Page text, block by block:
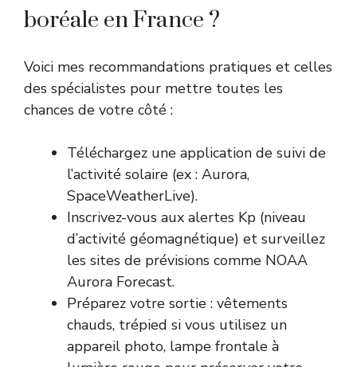
boréale en France ?
Voici mes recommandations pratiques et celles
des spécialistes pour mettre toutes les
chances de votre côté :
Téléchargez une application de suivi de
l’activité solaire (ex : Aurora,
SpaceWeatherLive).
Inscrivez-vous aux alertes Kp (niveau
d’activité géomagnétique) et surveillez
les sites de prévisions comme NOAA
Aurora Forecast.
Préparez votre sortie : vêtements
chauds, trépied si vous utilisez un
appareil photo, lampe frontale à